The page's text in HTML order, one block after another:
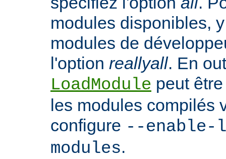
modules disponibles,
modules de
l'option reallyall. En
LoadModule peut
les modules compilés
configure --
modules.